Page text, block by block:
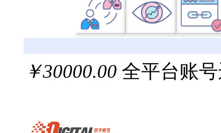
￥30000.00 全平台账